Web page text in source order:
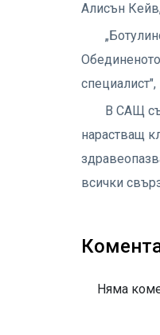
Алисън
В САЩ
нарастващ
всички
Няма